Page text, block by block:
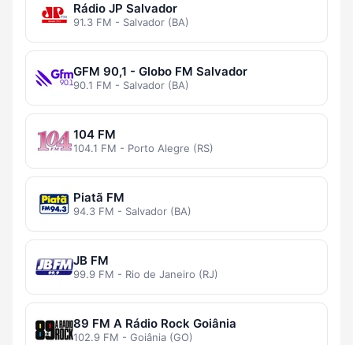
Rádio JP Salvador
91.3 FM - Salvador (BA)
GFM 90,1 - Globo FM Salvador
90.1 FM - Salvador (BA)
104 FM
104.1 FM - Porto Alegre (RS)
Piatã FM
94.3 FM - Salvador (BA)
JB FM
99.9 FM - Rio de Janeiro (RJ)
89 FM A Rádio Rock Goiânia
102.9 FM - Goiânia (GO)